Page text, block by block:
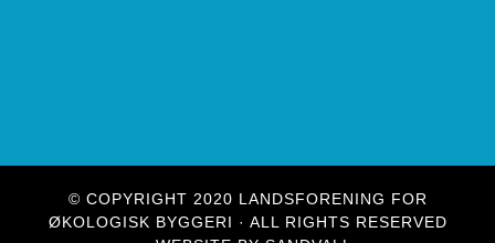
© COPYRIGHT 2020 LANDSFORENING FOR
ØKOLOGISK BYGGERI · ALL RIGHTS RESERVED